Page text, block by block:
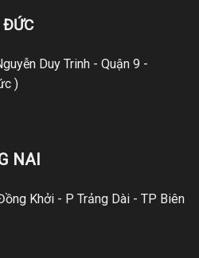
ĐỨC
Duy Trinh - Quận 9 -
)
NAI
Khởi - P Trảng Dài - TP Biên